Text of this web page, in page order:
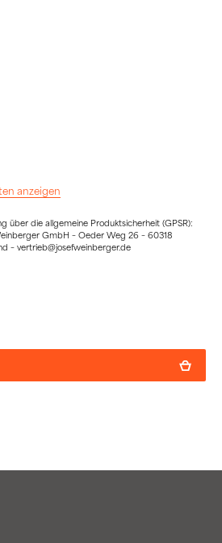
anzeigen
über die allgemeine Produktsicherheit (GPSR):
GmbH – Oeder Weg 26 – 60318
– vertrieb@josefweinberger.de